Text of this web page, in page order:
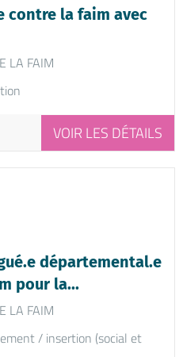
contre la faim avec
LA FAIM
VOIR LES DÉTAILS
départemental.e
pour la...
LA FAIM
/ insertion (social et